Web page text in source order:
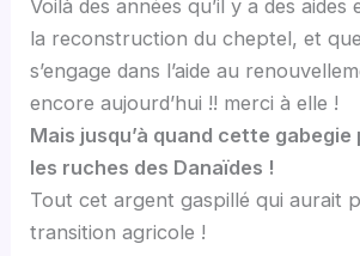
Voilà des années qu’il y a des aides
la reconstruction du cheptel, et
s’engage dans l’aide au
encore aujourd’hui !! merci à elle !
Mais jusqu’à quand cette
les ruches des Danaïdes !
Tout cet argent gaspillé qui aurait
transition agricole !